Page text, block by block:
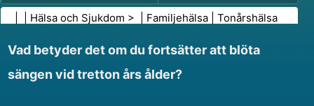
Kost och näring
Familjehälsa
Hälsa och Sjukdom > | Familjehälsa Tonårshälsa
Vad betyder det om du fortsätter att blöta
sängen vid tretton års ålder?